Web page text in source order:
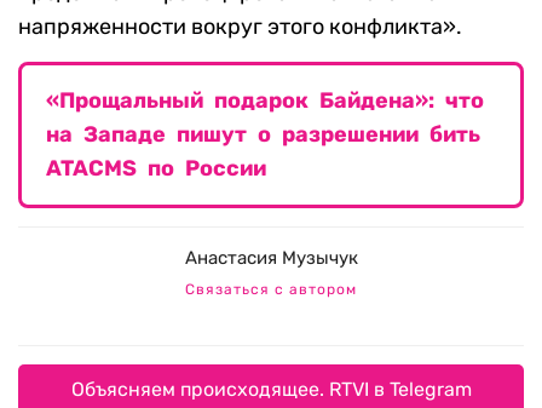
напряженности вокруг этого конфликта».
«Прощальный подарок Байдена»: что
на Западе пишут о разрешении бить
ATACMS по России
Анастасия Музычук
Связаться с автором
Объясняем происходящее. RTVI в Telegram